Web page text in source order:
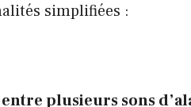
simplifiées :
plusieurs sons